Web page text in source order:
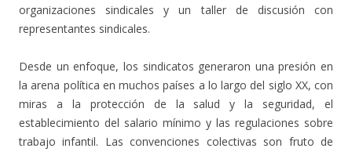
organizaciones sindicales y un taller de discusión con
representantes sindicales.
Desde un enfoque, los sindicatos generaron una presión en
la arena política en muchos países a lo largo del siglo XX, con
miras a la protección de la salud y la seguridad, el
establecimiento del salario mínimo y las regulaciones sobre
trabajo infantil. Las convenciones colectivas son fruto de